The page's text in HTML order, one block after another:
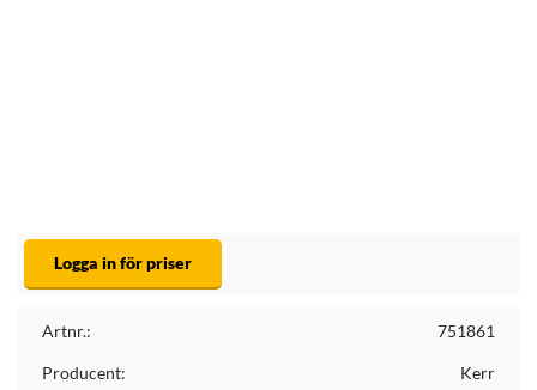
Logga in för priser
Artnr.: 751861
Producent: Kerr